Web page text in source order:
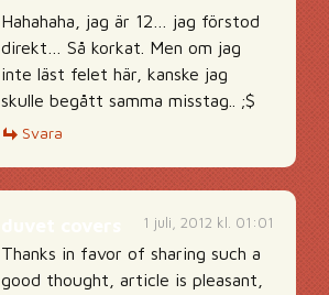
Hahahaha, jag är 12… jag förstod
direkt… Så korkat. Men om jag
inte läst felet här, kanske jag
skulle begått samma misstag.. ;$
Svara
1 juli, 2012 kl. 01:01
Thanks in favor of sharing such a
good thought, article is pleasant,